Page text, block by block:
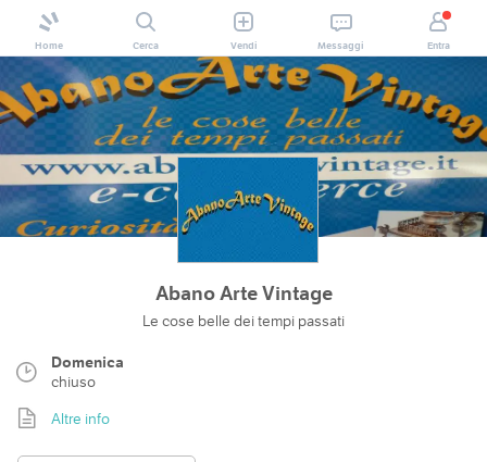
Home Cerca Vendi Messaggi Entra
Abano Arte Vintage
Le cose belle dei tempi passati
Domenica
chiuso
Altre info